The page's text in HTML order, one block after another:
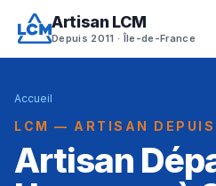
Artisan LCM
Depuis 2011 · Île-de-France
Accueil
LCM — ARTISAN DEPUIS
Artisan